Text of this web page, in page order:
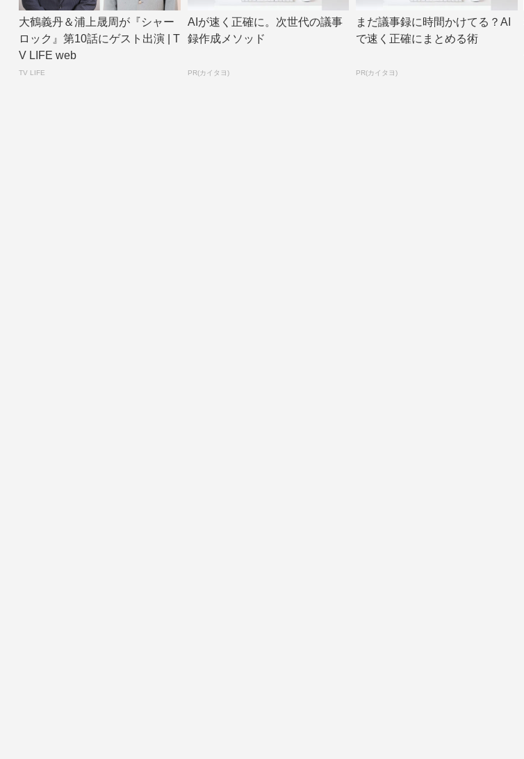
大鶴義丹＆浦上晟周が『シャー
ロック』第10話にゲスト出演 | T
V LIFE web
TV LIFE
AIが速く正確に。次世代の議事
録作成メソッド
PR(カイタヨ)
まだ議事録に時間かけてる？AI
で速く正確にまとめる術
PR(カイタヨ)